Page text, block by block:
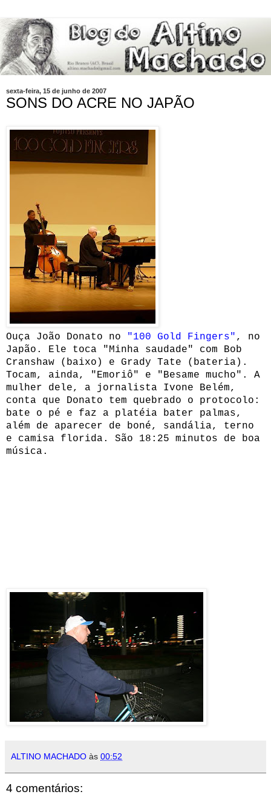
sexta-feira, 15 de junho de 2007
SONS DO ACRE NO JAPÃO
Ouça João Donato no "100 Gold Fingers" , no
Japão. Ele toca "Minha saudade" com Bob
Cranshaw (baixo) e Grady Tate (bateria).
Tocam, ainda, "Emoriô" e "Besame mucho". A
mulher dele, a jornalista Ivone Belém,
conta que Donato tem quebrado o protocolo:
bate o pé e faz a platéia bater palmas,
além de aparecer de boné, sandália, terno
e camisa florida. São 18:25 minutos de boa
música.
ALTINO MACHADO às 00:52
4 comentários: